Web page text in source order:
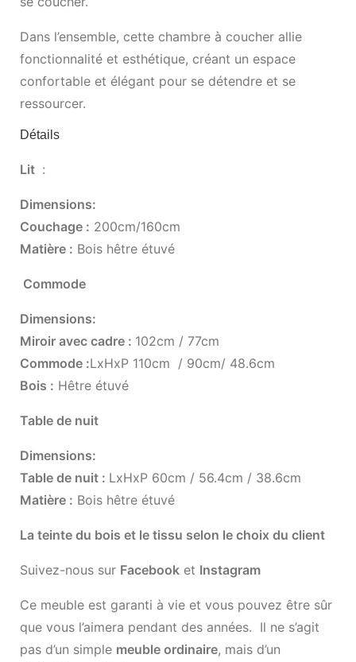
Dans l’ensemble, cette chambre à coucher allie
fonctionnalité et esthétique, créant un espace
confortable et élégant pour se détendre et se
ressourcer.
Détails
Lit :
Dimensions:
Couchage : 200cm/160cm
Matière : Bois hêtre étuvé
Commode
Dimensions:
Miroir avec cadre : 102cm / 77cm
Commode :LxHxP 110cm / 90cm/ 48.6cm
Bois : Hêtre étuvé
Table de nuit
Dimensions:
Table de nuit : LxHxP 60cm / 56.4cm / 38.6cm
Matière : Bois hêtre étuvé
La teinte du bois et le tissu selon le choix du client
Suivez-nous sur Facebook et Instagram
Ce meuble est garanti à vie et vous pouvez être sûr
que vous l’aimera pendant des années. Il ne s’agit
pas d’un simple meuble ordinaire, mais d’un